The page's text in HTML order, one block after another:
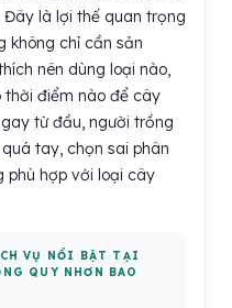
Đây là lợi thế quan trọng
không chỉ cần sản
nên dùng loại nào,
thời điểm nào để cây
từ đầu, người trồng
tay, chọn sai phân
phù hợp với loại cây
VỤ NỔI BẬT TẠI
QUY NHƠN BAO